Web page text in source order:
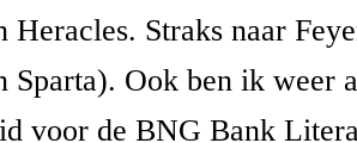
Heracles. Straks naar
Sparta). Ook ben ik weer
voor de BNG Bank